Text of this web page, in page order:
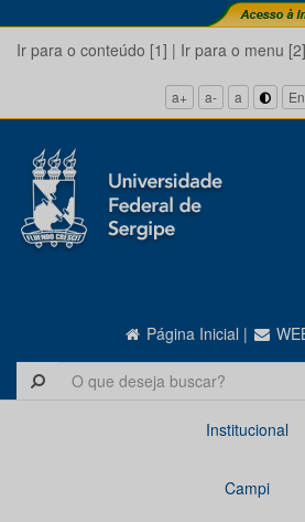
Ir para o conteúdo [1] | Ir para o menu [2]
a+ a- a
Página Inicial |
Institucional
Campi